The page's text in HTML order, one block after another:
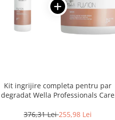
Kit ingrijire completa pentru par
degradat Wella Professionals Care
376,31 Lei255,98 Lei